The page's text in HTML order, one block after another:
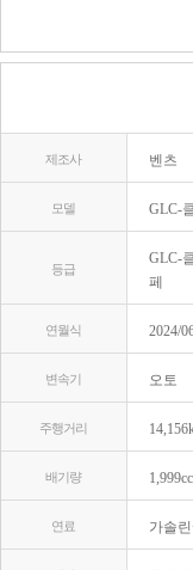
제조사 벤츠
모델 GLC-
등급
GLC-
페
연월식 2024/
변속기 오토
주행거리
배기량 1,999cc
연료 가솔